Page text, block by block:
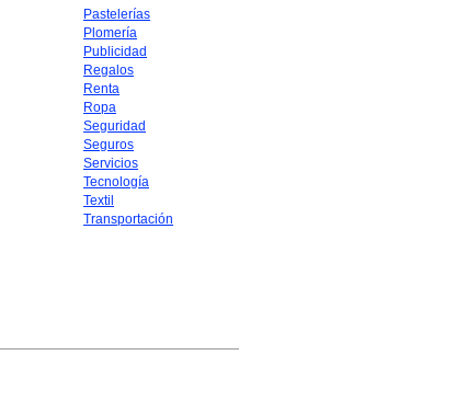
Pastelerías
Plomería
Publicidad
Regalos
Renta
Ropa
Seguridad
Seguros
Servicios
Tecnología
Textil
Transportación